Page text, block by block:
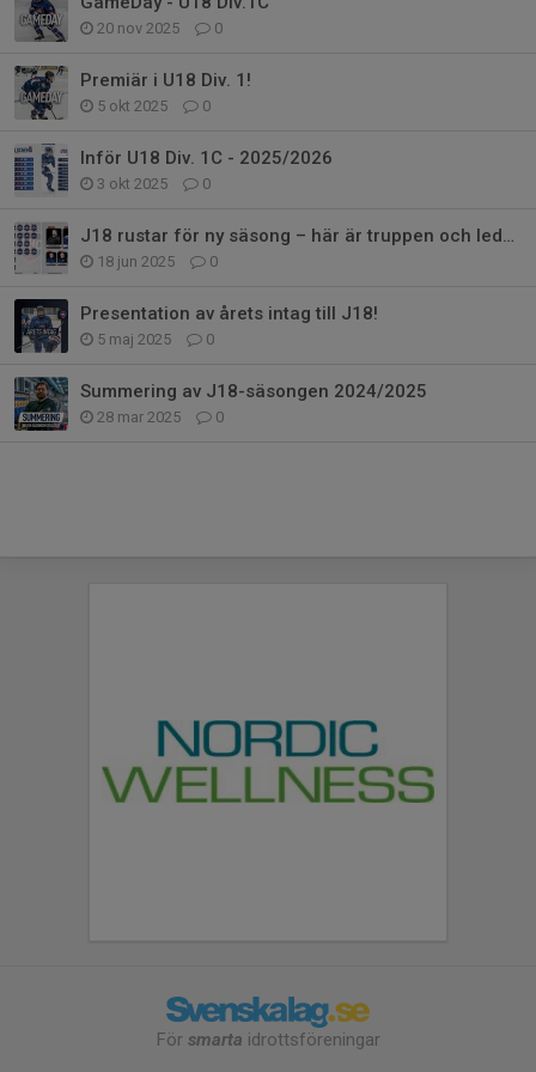
20 nov 2025 0
Premiär i U18 Div. 1!
5 okt 2025 0
Inför U18 Div. 1C - 2025/2026
3 okt 2025 0
J18 rustar för ny säsong – här är truppen och ledarstaben
18 jun 2025 0
Presentation av årets intag till J18!
5 maj 2025 0
Summering av J18-säsongen 2024/2025
28 mar 2025 0
För smarta idrottsföreningar